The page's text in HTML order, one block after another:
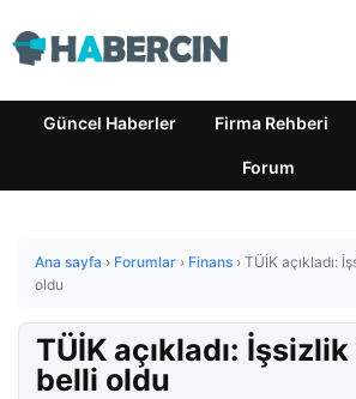
Güncel Haberler Firma Rehberi
Forum
Ana sayfa › Forumlar › Finans › TÜİK açıkladı:
oldu
TÜİK açıkladı:
belli oldu